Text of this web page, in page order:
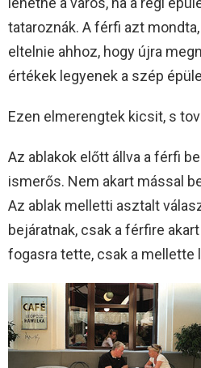
tataroznák. A férfi azt
eltelnie ahhoz, hogy újra
értékek legyenek a szép
Ezen elmerengtek kicsit, s
Az ablakok előtt állva a férfi
ismerős. Nem akart mással
Az ablak melletti asztalt
bejáratnak, csak a férfire
fogasra tette, csak a mellette